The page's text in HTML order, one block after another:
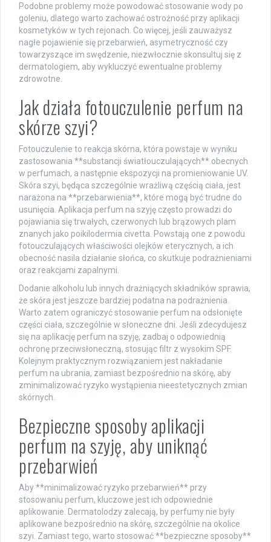
Podobne problemy może powodować stosowanie wody po
goleniu, dlatego warto zachować ostrożność przy aplikacji
kosmetyków w tych rejonach. Co więcej, jeśli zauważysz
nagłe pojawienie się przebarwień, asymetryczność czy
towarzyszące im swędzenie, niezwłocznie skonsultuj się z
dermatologiem, aby wykluczyć ewentualne problemy
zdrowotne.
Jak działa fotouczulenie perfum na
skórze szyi?
Fotouczulenie to reakcja skórna, która powstaje w wyniku
zastosowania **substancji światłouczulających** obecnych
w perfumach, a następnie ekspozycji na promieniowanie UV.
Skóra szyi, będąca szczególnie wrażliwą częścią ciała, jest
narażona na **przebarwienia**, które mogą być trudne do
usunięcia. Aplikacja perfum na szyję często prowadzi do
pojawiania się trwałych, czerwonych lub brązowych plam
znanych jako poikilodermia civetta. Powstają one z powodu
fotouczulających właściwości olejków eterycznych, a ich
obecność nasila działanie słońca, co skutkuje podrażnieniami
oraz reakcjami zapalnymi.
Dodanie alkoholu lub innych drażniących składników sprawia,
że skóra jest jeszcze bardziej podatna na podrażnienia.
Warto zatem ograniczyć stosowanie perfum na odsłonięte
części ciała, szczególnie w słoneczne dni. Jeśli zdecydujesz
się na aplikację perfum na szyję, zadbaj o odpowiednią
ochronę przeciwsłoneczną, stosując filtr z wysokim SPF.
Kolejnym praktycznym rozwiązaniem jest nakładanie
perfum na ubrania, zamiast bezpośrednio na skórę, aby
zminimalizować ryzyko wystąpienia nieestetycznych zmian
skórnych.
Bezpieczne sposoby aplikacji
perfum na szyję, aby uniknąć
przebarwień
Aby **minimalizować ryzyko przebarwień** przy
stosowaniu perfum, kluczowe jest ich odpowiednie
aplikowanie. Dermatolodzy zalecają, by perfumy nie były
aplikowane bezpośrednio na skórę, szczególnie na okolice
szyi. Zamiast tego, warto stosować **bezpieczne sposoby**